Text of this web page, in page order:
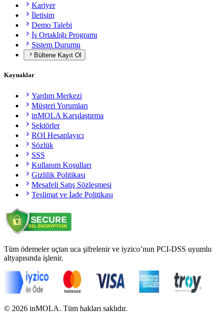
Kariyer
İletişim
Demo Talebi
İş Ortaklığı Programı
Sistem Durumu
Bültene Kayıt Ol
Kaynaklar
Yardım Merkezi
Müşteri Yorumları
inMOLA Karşılaştırma
Sektörler
ROI Hesaplayıcı
Sözlük
SSS
Kullanım Koşulları
Gizlilik Politikası
Mesafeli Satış Sözleşmesi
Teslimat ve İade Politikası
Tüm ödemeler uçtan uca şifrelenir ve iyzico’nun PCI-DSS uyumlu
altyapısında işlenir.
© 2026 inMOLA. Tüm hakları saklıdır.